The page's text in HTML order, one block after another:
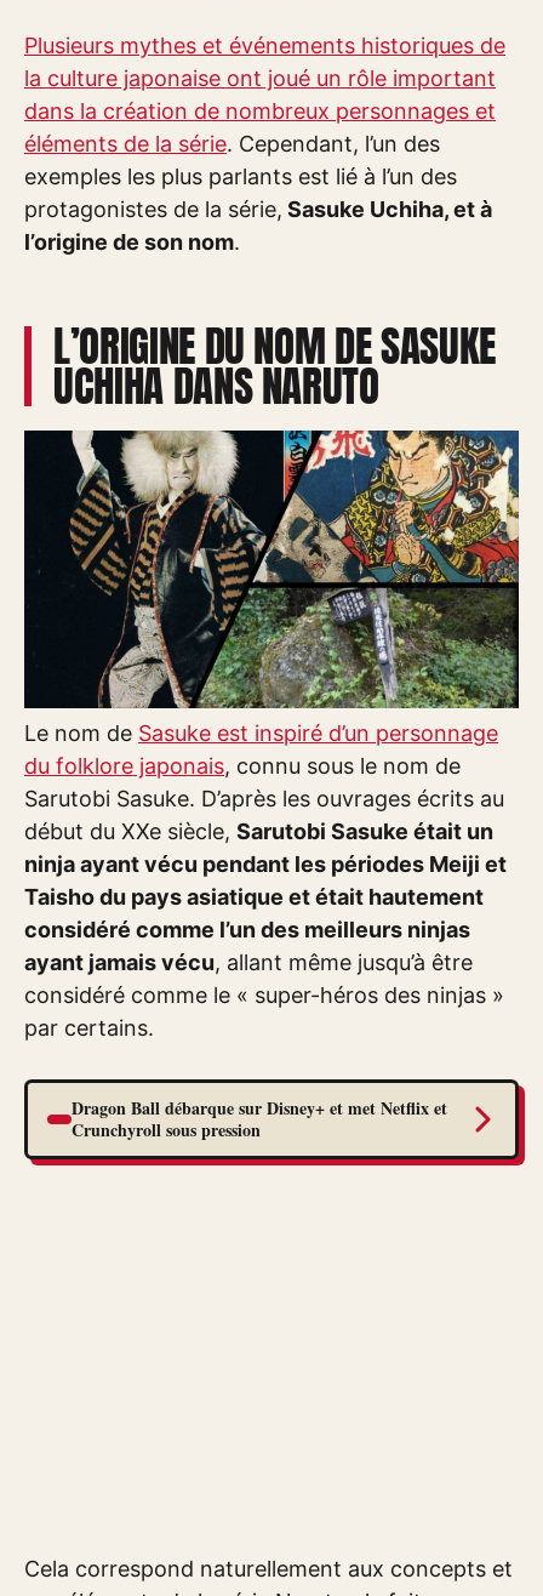
Plusieurs mythes et événements historiques de
la culture japonaise ont joué un rôle important
dans la création de nombreux personnages et
éléments de la série. Cependant, l’un des
exemples les plus parlants est lié à l’un des
protagonistes de la série, Sasuke Uchiha, et à
l’origine de son nom.
L’ORIGINE DU NOM DE SASUKE
UCHIHA DANS NARUTO
Le nom de Sasuke est inspiré d’un personnage
du folklore japonais, connu sous le nom de
Sarutobi Sasuke. D’après les ouvrages écrits au
début du XXe siècle, Sarutobi Sasuke était un
ninja ayant vécu pendant les périodes Meiji et
Taisho du pays asiatique et était hautement
considéré comme l’un des meilleurs ninjas
ayant jamais vécu, allant même jusqu’à être
considéré comme le « super-héros des ninjas »
par certains.
Dragon Ball débarque sur Disney+ et met Netflix et
Crunchyroll sous pression
Cela correspond naturellement aux concepts et